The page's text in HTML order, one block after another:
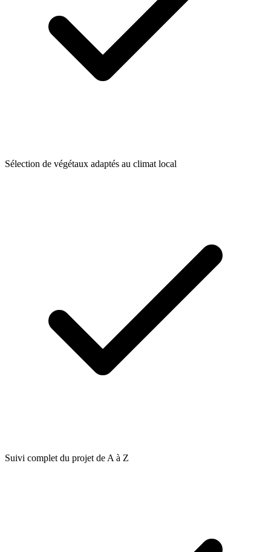
Sélection de végétaux adaptés au climat local
Suivi complet du projet de A à Z